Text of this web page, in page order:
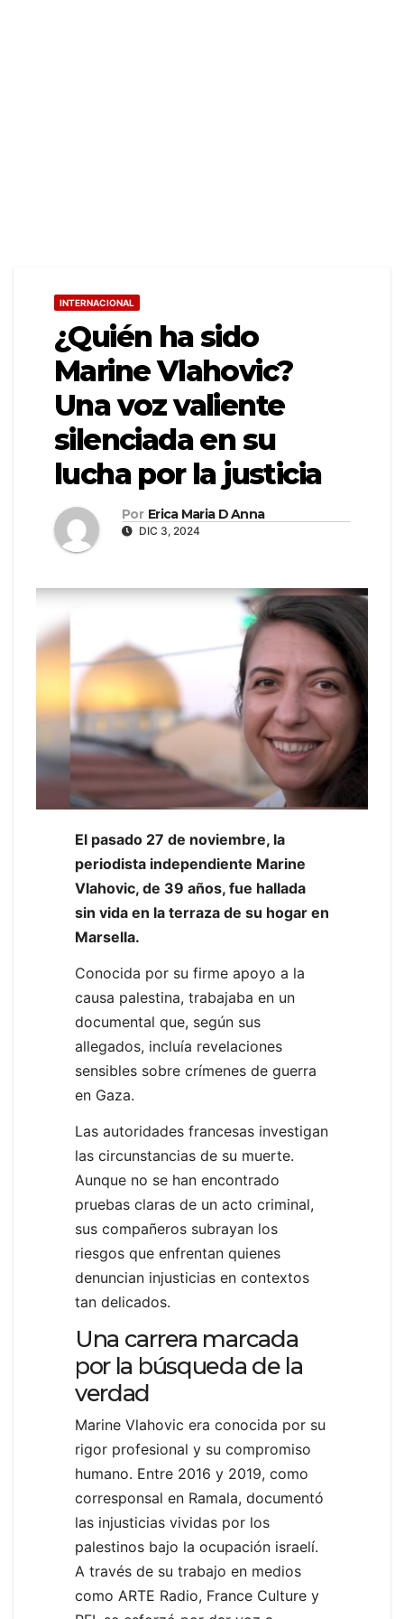
INTERNACIONAL
¿Quién ha sido
Marine Vlahovic?
Una voz valiente
silenciada en su
lucha por la justicia
Por Erica Maria D Anna
DIC 3, 2024
El pasado 27 de noviembre, la
periodista independiente Marine
Vlahovic, de 39 años, fue hallada
sin vida en la terraza de su hogar en
Marsella.
Conocida por su firme apoyo a la
causa palestina, trabajaba en un
documental que, según sus
allegados, incluía revelaciones
sensibles sobre crímenes de guerra
en Gaza.
Las autoridades francesas investigan
las circunstancias de su muerte.
Aunque no se han encontrado
pruebas claras de un acto criminal,
sus compañeros subrayan los
riesgos que enfrentan quienes
denuncian injusticias en contextos
tan delicados.
Una carrera marcada
por la búsqueda de la
verdad
Marine Vlahovic era conocida por su
rigor profesional y su compromiso
humano. Entre 2016 y 2019, como
corresponsal en Ramala, documentó
las injusticias vividas por los
palestinos bajo la ocupación israelí.
A través de su trabajo en medios
como ARTE Radio, France Culture y